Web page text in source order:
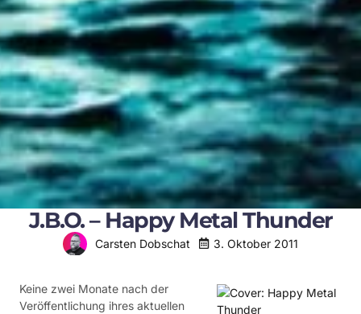
J.B.O. – Happy Metal Thunder
Carsten Dobschat 3. Oktober 2011
Keine zwei Monate nach der
Veröffentlichung ihres aktuellen